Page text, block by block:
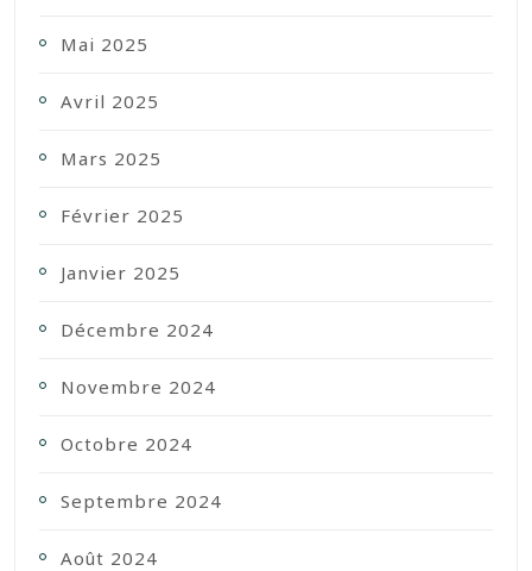
Mai 2025
Avril 2025
Mars 2025
Février 2025
Janvier 2025
Décembre 2024
Novembre 2024
Octobre 2024
Septembre 2024
Août 2024